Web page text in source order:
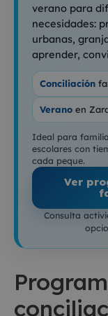
verano para
necesidades:
urbanas,
aprender,
Conciliación
Verano en
Ideal para
escolares con
cada peque.
Ver
Consulta